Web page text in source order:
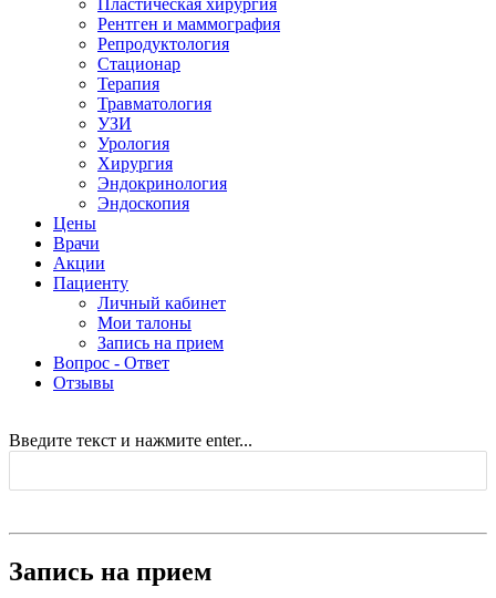
Пластическая хирургия
Рентген и маммография
Репродуктология
Стационар
Терапия
Травматология
УЗИ
Урология
Хирургия
Эндокринология
Эндоскопия
Цены
Врачи
Акции
Пациенту
Личный кабинет
Мои талоны
Запись на прием
Вопрос - Ответ
Отзывы
Введите текст и нажмите enter...
Запись на прием